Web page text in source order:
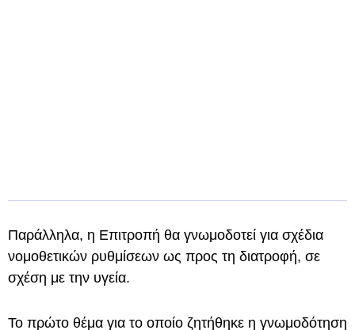
Παράλληλα, η Επιτροπή θα γνωμοδοτεί για σχέδια
νομοθετικών ρυθμίσεων ως προς τη διατροφή, σε
σχέση με την υγεία.
Το πρώτο θέμα για το οποίο ζητήθηκε η γνωμοδότηση